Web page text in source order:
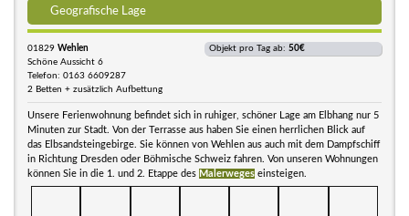
Geografische Lage
01829 Wehlen
Schöne Aussicht 6
Telefon: 0163 6609287
2 Betten + zusätzlich Aufbettung
Objekt pro Tag ab: 50€
Unsere Ferienwohnung befindet sich in ruhiger, schöner Lage am Elbhang nur 5
Minuten zur Stadt. Von der Terrasse aus haben Sie einen herrlichen Blick auf
das Elbsandsteingebirge. Sie können von Wehlen aus auch mit dem Dampfschiff
in Richtung Dresden oder Böhmische Schweiz fahren. Von unseren Wohnungen
können Sie in die 1. und 2. Etappe des Malerweges einsteigen.